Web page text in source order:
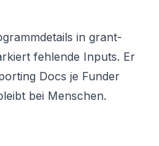
in grant-
fehlende Inputs. Er
Docs je Funder
bei Menschen.